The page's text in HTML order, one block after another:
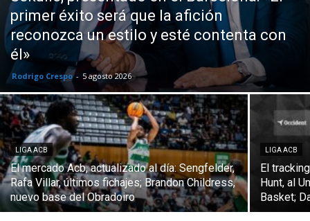
primer éxito será que la afición
reconozca un estilo y esté contenta con
él»
Rodrigo Crespo - 5 agosto 2026
LIGA ACB
El mercado Acb, actualizado al día: Sengfelder,
Rafa Villar, últimos fichajes; Brandon Childress,
nuevo base del Obradoiro
LIGA ACB
El
Hunt, al
Basket;